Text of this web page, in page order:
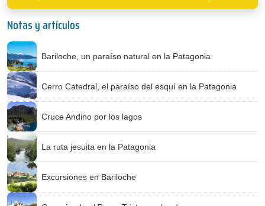
Notas y artículos
Bariloche, un paraíso natural en la Patagonia
Cerro Catedral, el paraíso del esquí en la Patagonia
Cruce Andino por los lagos
La ruta jesuita en la Patagonia
Excursiones en Bariloche